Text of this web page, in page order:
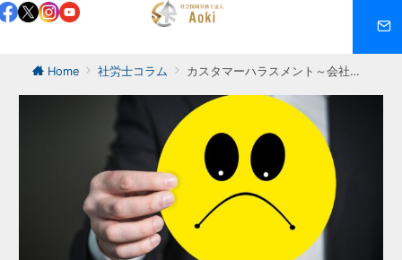
Home 社労士コラム カスタマーハラスメント～会社がとるべき対応について～